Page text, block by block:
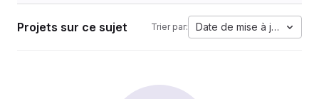
Projets sur ce sujet Trier par: Date de mise à jour